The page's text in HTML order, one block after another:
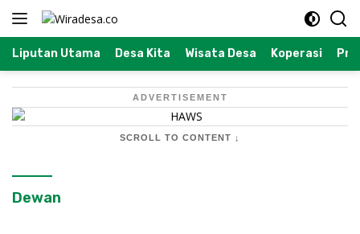
Langsung
Liputan Utama Desa Kita Wisata Desa Koperasi
ADVERTISEMENT
SCROLL TO CONTENT ↓
Dewan